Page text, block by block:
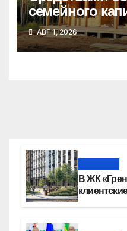
семейного
тысяч семей
АВГ 1, 2026
В ЖК